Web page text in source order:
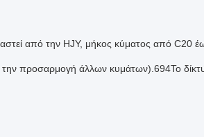
από την HJY, μήκος κύματος από
προσαρμογή άλλων κυμάτων).694Το